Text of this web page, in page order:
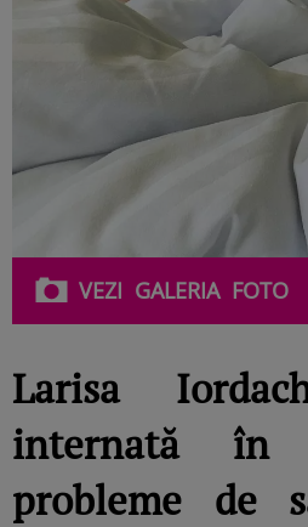
VEZI GALERIAFOTO
Larisa
internată în
probleme de